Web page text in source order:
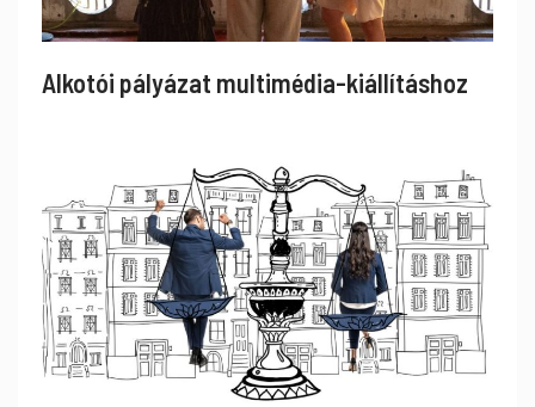
Alkotói pályázat multimédia-kiállításhoz